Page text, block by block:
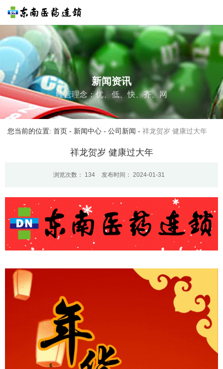
新闻资讯
经营理念：优、低、快、齐、网
您当前的位置: 首页 - 新闻中心 - 公司新闻 - 祥龙贺岁 健康过大年
祥龙贺岁 健康过大年
浏览次数： 134 发布时间： 2024-01-31